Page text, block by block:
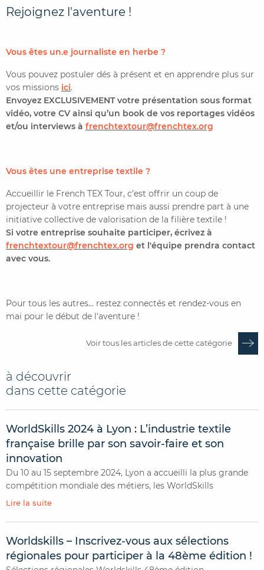
Rejoignez l'aventure !
Vous êtes un.e journaliste en herbe ?
Vous pouvez postuler dés à présent et en apprendre plus sur
vos missions ici.
Envoyez EXCLUSIVEMENT votre présentation sous format
vidéo, votre CV ainsi qu’un book de vos reportages vidéos
et/ou interviews à frenchtextour@frenchtex.org
Vous êtes une entreprise textile ?
Accueillir le French TEX Tour, c’est offrir un coup de
projecteur à votre entreprise mais aussi prendre part à une
initiative collective de valorisation de la filière textile !
Si votre entreprise souhaite participer, écrivez à
frenchtextour@frenchtex.org et l'équipe prendra contact
avec vous.
Pour tous les autres... restez connectés et rendez-vous en
mai pour le début de l'aventure !
Voir tous les articles de cette catégorie
à découvrir
dans cette catégorie
WorldSkills 2024 à Lyon : L’industrie textile
française brille par son savoir-faire et son
innovation
Du 10 au 15 septembre 2024, Lyon a accueilli la plus grande
compétition mondiale des métiers, les WorldSkills
Lire la suite
Worldskills – Inscrivez-vous aux sélections
régionales pour participer à la 48ème édition !